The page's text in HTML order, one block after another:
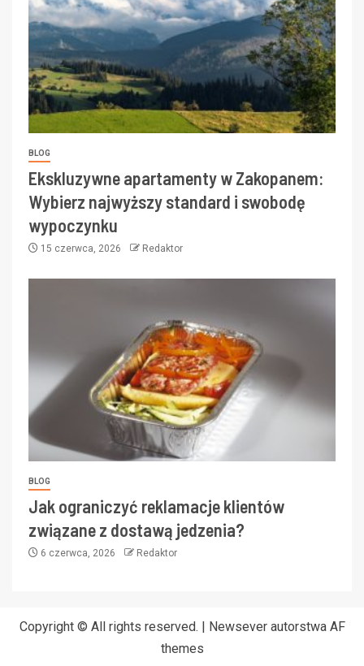
BLOG
Ekskluzywne apartamenty w Zakopanem:
Wybierz najwyższy standard i swobodę
wypoczynku
15 czerwca, 2026 Redaktor
BLOG
Jak ograniczyć reklamacje klientów
związane z dostawą jedzenia?
6 czerwca, 2026 Redaktor
Copyright © All rights reserved. | Newseverautorstwa AF
themes